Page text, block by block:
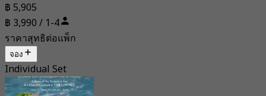
฿ 5,905
฿ 3,990 / 1-4
ราคาสุทธิต่อแพ็ก
จอง
Individual Set